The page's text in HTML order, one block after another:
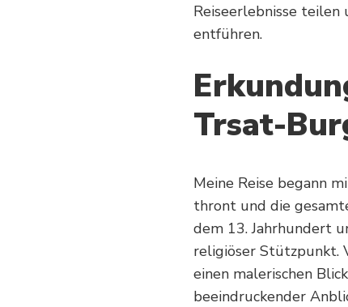
Reiseerlebnisse
entführen.
Trsat-
Meine Reise begann
thront und die
dem 13. Jahrhundert
religiöser Stützpunkt.
einen malerischen
beeindruckender